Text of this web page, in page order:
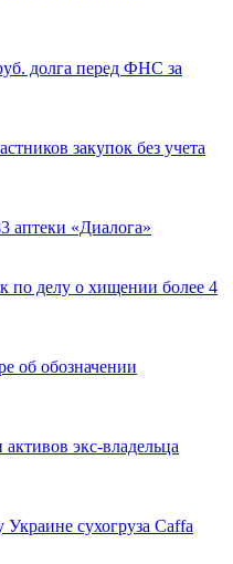
долга перед ФНС за
закупок без учета
аптеки «Диалога»
по делу о хищении более 4
об обозначении
экс-владельца
сухогруза Caffa